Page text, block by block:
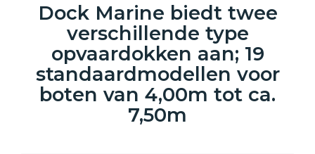
Dock Marine biedt twee
verschillende type
opvaardokken aan; 19
standaardmodellen voor
boten van 4,00m tot ca.
7,50m